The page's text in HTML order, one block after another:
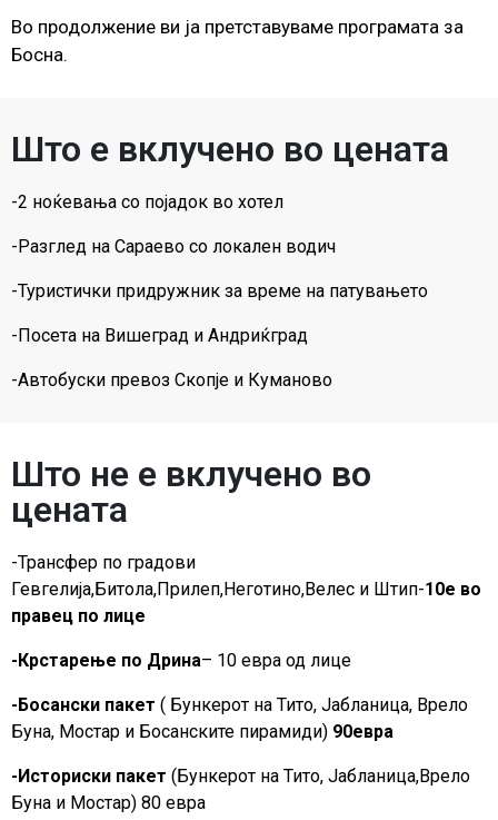
Во продолжение ви ја претставуваме програмата за
Босна.
Што е вклучено во цената
-2 ноќевања со појадок во хотел
-Разглед на Сараево со локален водич
-Туристички придружник за време на патувањето
-Посета на Вишеград и Андриќград
-Автобуски превоз Скопје и Куманово
Што не е вклучено во
цената
-Трансфер по градови
Гевгелија,Битола,Прилеп,Неготино,Велес и Штип-10е во
правец по лице
-Крстарење по Дрина– 10 евра од лице
-Босански пакет ( Бункерот на Тито, Јабланица, Врело
Буна, Мостар и Босанските пирамиди) 90евра
-Историски пакет (Бункерот на Тито, Јабланица,Врело
Буна и Мостар) 80 евра